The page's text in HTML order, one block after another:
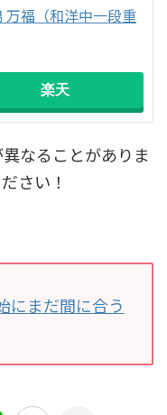
万福（和洋中一段重
楽天
なることがありま
さい！
にまだ間に合う